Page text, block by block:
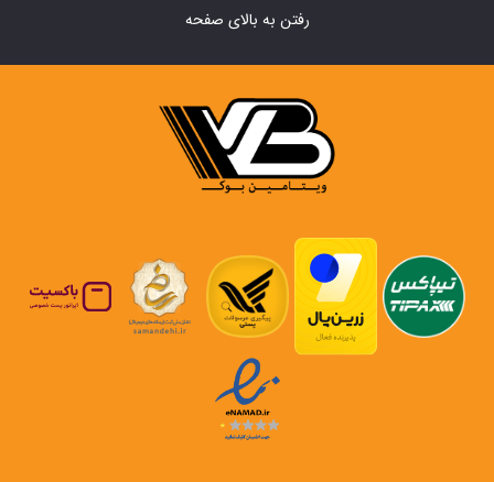
رفتن به بالای صفحه